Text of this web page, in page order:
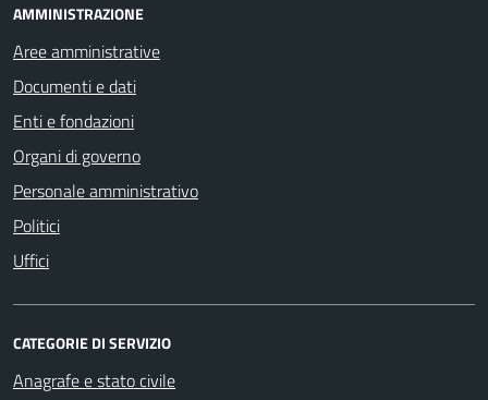
AMMINISTRAZIONE
Aree amministrative
Documenti e dati
Enti e fondazioni
Organi di governo
Personale amministrativo
Politici
Uffici
CATEGORIE DI SERVIZIO
Anagrafe e stato civile